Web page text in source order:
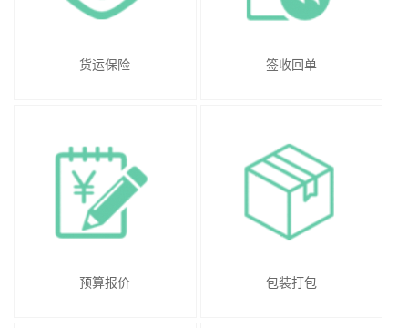
货运保险 签收回单
预算报价 包装打包